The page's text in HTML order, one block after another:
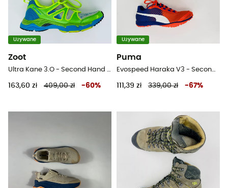
Używane
Zoot
Ultra Kane 3.O - Second Hand Buty do biegania damskie - Szary - 38
163,60 zł 409,00 zł -60%
Używane
Puma
Evospeed Haraka V3 - Second Hand Buty do biegania damskie - Niebieski - 37.5
111,39 zł 339,00 zł -67%